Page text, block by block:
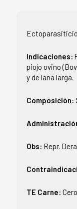
Indicaciones:
piojo ovino
y de lana larga.
Composición:
Obs: Repr.
TE Carne: